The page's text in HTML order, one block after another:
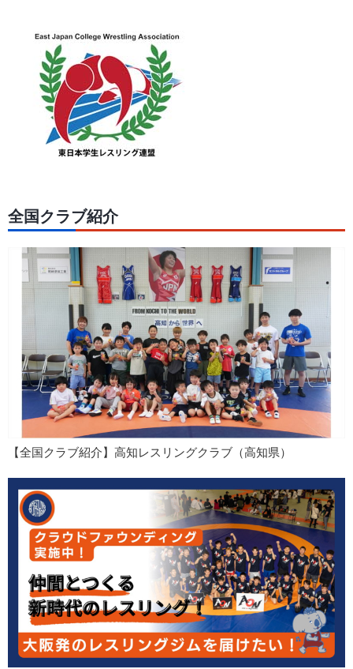
全国クラブ紹介
【全国クラブ紹介】高知レスリングクラブ（高知県）